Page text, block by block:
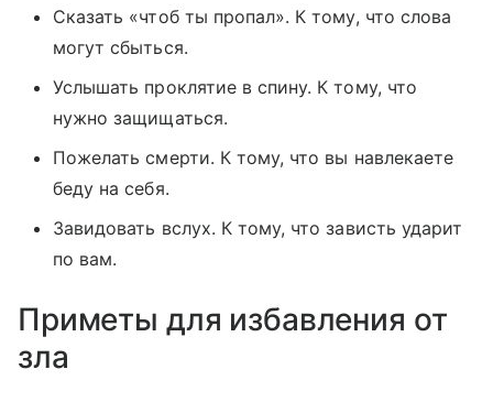
Сказать «чтоб ты пропал». К тому, что слова
могут сбыться.
Услышать проклятие в спину. К тому, что
нужно защищаться.
Пожелать смерти. К тому, что вы навлекаете
беду на себя.
Завидовать вслух. К тому, что зависть ударит
по вам.
Приметы для избавления от
зла